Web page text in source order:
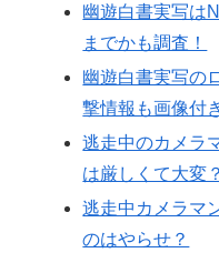
幽遊白書実写は
までかも調査！
幽遊白書実写の
撃情報も画像付
逃走中のカメラ
は厳しくて大変？
逃走中カメラマ
のはやらせ？